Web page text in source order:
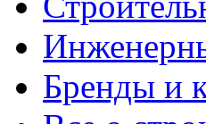
Бренды и